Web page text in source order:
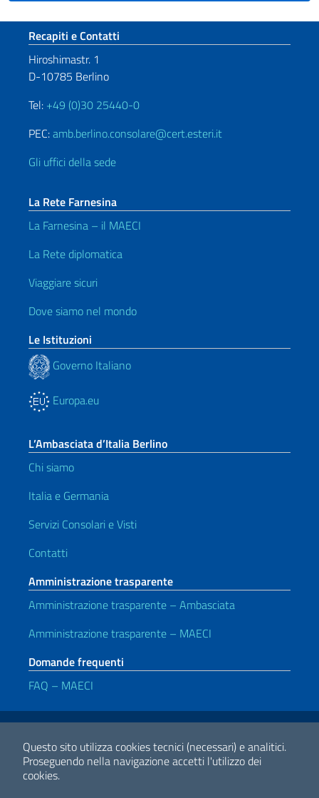
Questo sito utilizza cookies tecnici (necessari) e analitici.
Proseguendo nella navigazione accetti l'utilizzo dei
cookies.
Sezione footer
Recapiti e Contatti
Hiroshimastr. 1
D-10785 Berlino
Tel: +49 (0)30 25440-0
PEC:amb.berlino.consolare@cert.esteri.it
Gli uffici della sede
La Rete Farnesina
La Farnesina – il MAECI
La Rete diplomatica
Viaggiare sicuri
Dove siamo nel mondo
Le Istituzioni
Governo Italiano
Europa.eu
L’Ambasciata d’Italia Berlino
Chi siamo
Italia e Germania
Servizi Consolari e Visti
Contatti
Amministrazione trasparente
Amministrazione trasparente – Ambasciata
Amministrazione trasparente – MAECI
Domande frequenti
FAQ – MAECI
Link Utili